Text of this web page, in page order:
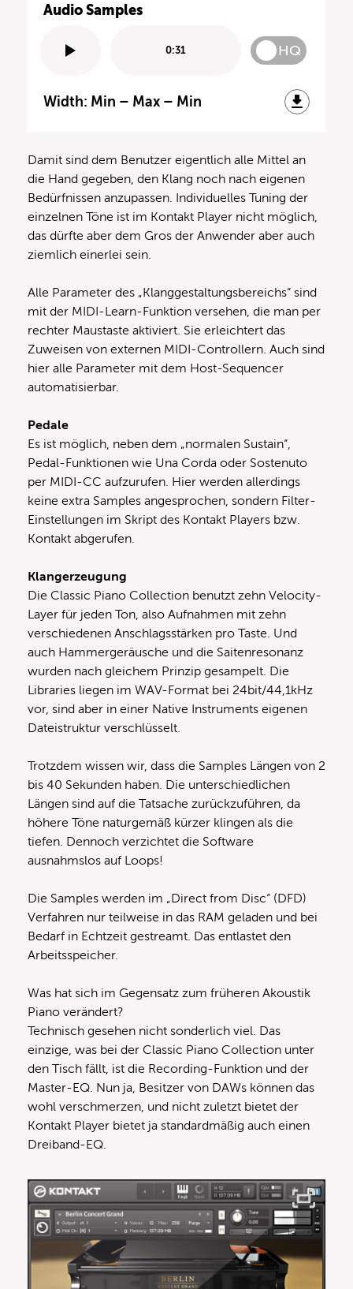
Audio Samples
0:31 HQ
Width: Min – Max – Min
Damit sind dem Benutzer eigentlich alle Mittel an
die Hand gegeben, den Klang noch nach eigenen
Bedürfnissen anzupassen. Individuelles Tuning der
einzelnen Töne ist im Kontakt Player nicht möglich,
das dürfte aber dem Gros der Anwender aber auch
ziemlich einerlei sein.
Alle Parameter des „Klanggestaltungsbereichs“ sind
mit der MIDI-Learn-Funktion versehen, die man per
rechter Maustaste aktiviert. Sie erleichtert das
Zuweisen von externen MIDI-Controllern. Auch sind
hier alle Parameter mit dem Host-Sequencer
automatisierbar.
Pedale
Es ist möglich, neben dem „normalen Sustain“,
Pedal-Funktionen wie Una Corda oder Sostenuto
per MIDI-CC aufzurufen. Hier werden allerdings
keine extra Samples angesprochen, sondern Filter-
Einstellungen im Skript des Kontakt Players bzw.
Kontakt abgerufen.
Klangerzeugung
Die Classic Piano Collection benutzt zehn Velocity-
Layer für jeden Ton, also Aufnahmen mit zehn
verschiedenen Anschlagsstärken pro Taste. Und
auch Hammergeräusche und die Saitenresonanz
wurden nach gleichem Prinzip gesampelt. Die
Libraries liegen im WAV-Format bei 24bit/44,1kHz
vor, sind aber in einer Native Instruments eigenen
Dateistruktur verschlüsselt.
Trotzdem wissen wir, dass die Samples Längen von 2
bis 40 Sekunden haben. Die unterschiedlichen
Längen sind auf die Tatsache zurückzuführen, da
höhere Töne naturgemäß kürzer klingen als die
tiefen. Dennoch verzichtet die Software
ausnahmslos auf Loops!
Die Samples werden im „Direct from Disc“ (DFD)
Verfahren nur teilweise in das RAM geladen und bei
Bedarf in Echtzeit gestreamt. Das entlastet den
Arbeitsspeicher.
Was hat sich im Gegensatz zum früheren Akoustik
Piano verändert?
Technisch gesehen nicht sonderlich viel. Das
einzige, was bei der Classic Piano Collection unter
den Tisch fällt, ist die Recording-Funktion und der
Master-EQ. Nun ja, Besitzer von DAWs können das
wohl verschmerzen, und nicht zuletzt bietet der
Kontakt Player bietet ja standardmäßig auch einen
Dreiband-EQ.